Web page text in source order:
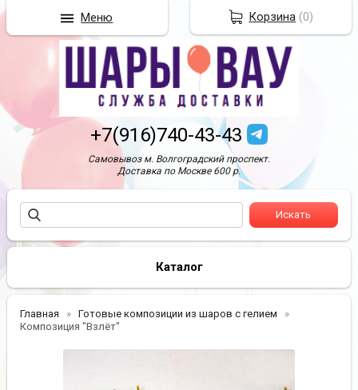
+7(916)740-43-43
Самовывоз м. Волгоградский проспект.
Доставка по Москве 600 р.
Каталог
Главная
Готовые композиции из шаров с гелием
Композиция "Взлёт"
Корзина (0)
Меню